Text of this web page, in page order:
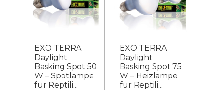
EXO TERRA
Daylight
Basking Spot 50
W – Spotlampe
für Reptili...
EXO TERRA
Daylight
Basking Spot 75
W – Heizlampe
für Reptili...